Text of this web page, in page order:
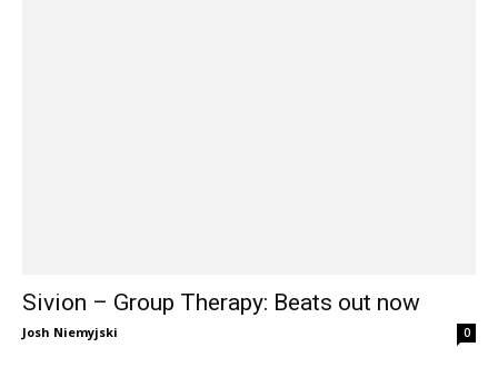
Sivion – Group Therapy: Beats out now
Josh Niemyjski 0